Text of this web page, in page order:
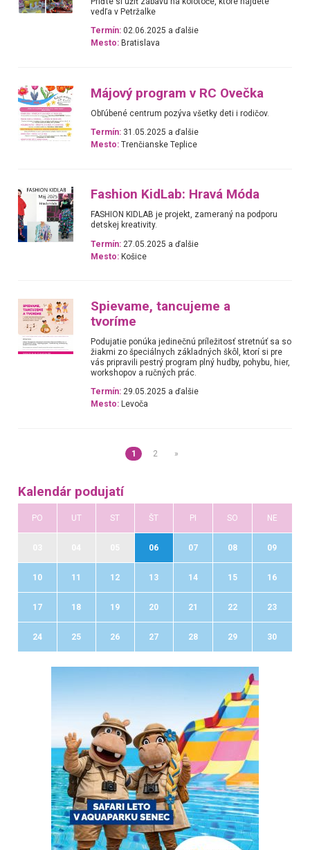
vedľa v Petržalke
Termín: 02.06.2025 a ďalšie
Mesto: Bratislava
Májový program v RC Ovečka
Obľúbené centrum pozýva všetky deti i rodičov.
Termín: 31.05.2025 a ďalšie
Mesto: Trenčianske Teplice
Fashion KidLab: Hravá Móda
FASHION KIDLAB je projekt, zameraný na podporu
detskej kreativity.
Termín: 27.05.2025 a ďalšie
Mesto: Košice
Spievame, tancujeme a
tvoríme
Podujatie ponúka jedinečnú príležitosť stretnúť sa so
žiakmi zo špeciálnych základných škôl, ktorí si pre
vás pripravili pestrý program plný hudby, pohybu, hier,
workshopov a ručných prác.
Termín: 29.05.2025 a ďalšie
Mesto: Levoča
1 2 »
Kalendár podujatí
PO UT ST ŠT PI SO NE
06 07 08 09
10 11 12 13 14 15 16
17 18 19 20 21 22 23
24 25 26 27 28 29 30